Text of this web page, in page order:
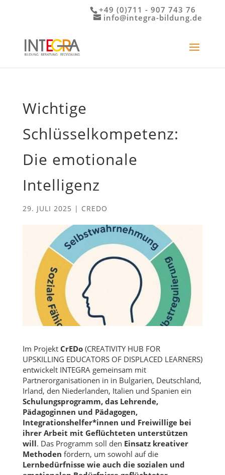
+49 (0)711 - 907 743 76
info@integra-bildung.de
Wichtige
Schlüsselkompetenz:
Die emotionale
Intelligenz
29. JULI 2025 | CREDO
Im ProjektCrEDo(CREATIVITY HUB FOR
UPSKILLING EDUCATORS OF DISPLACED LEARNERS)
entwickelt INTEGRA gemeinsam mit
Partnerorganisationen in in Bulgarien, Deutschland,
Irland, den Niederlanden, Italien und Spanien ein
Schulungsprogramm, das Lehrende,
Pädagoginnen und Pädagogen,
Integrationshelfer*innen und Freiwillige bei
ihrer Arbeit mit Geflüchteten unterstützen
will. Das Programm soll den Einsatz kreativer
Methoden fördern, um sowohl auf die
Lernbedürfnisse wie auch die sozialen und